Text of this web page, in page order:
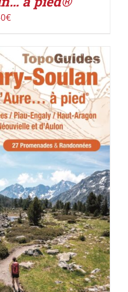
€
/ DÉTAILS